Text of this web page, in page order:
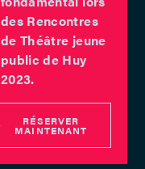
des Rencontres
de Théâtre jeune
public de Huy
2023.
RÉSERVER
MAINTENANT